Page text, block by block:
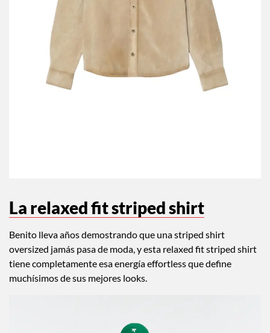
La relaxed fit striped shirt
Benito lleva años demostrando que una striped shirt
oversized jamás pasa de moda, y esta relaxed fit striped shirt
tiene completamente esa energía effortless que define
muchísimos de sus mejores looks.